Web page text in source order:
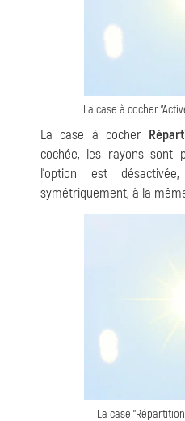
La case à cocher
La case à cocher
cochée, les rayons sont
l'option est
symétriquement, à la
La case